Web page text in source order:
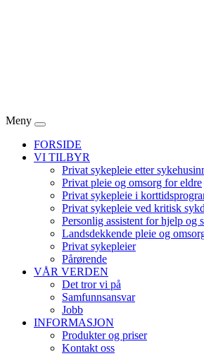
Meny
FORSIDE
VI TILBYR
Privat sykepleie etter
Privat pleie og omsorg for eldre
Privat sykepleie i
Privat sykepleie ved kritisk
Personlig assistent for hjelp og
Landsdekkende pleie og
Privat sykepleier
Pårørende
VÅR VERDEN
Det tror vi på
Samfunnsansvar
Jobb
INFORMASJON
Produkter og priser
Kontakt oss